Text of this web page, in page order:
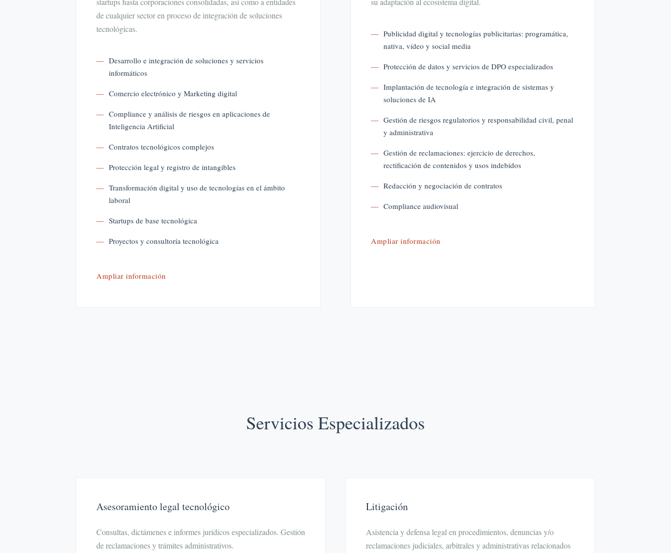
de cualquier sector en proceso de integración de soluciones
tecnológicas.
Desarrollo e integración de soluciones y servicios
informáticos
Comercio electrónico y Marketing digital
Compliance y análisis de riesgos en aplicaciones de
Inteligencia Artificial
Contratos tecnológicos complejos
Protección legal y registro de intangibles
Transformación digital y uso de tecnologías en el ámbito
laboral
Startups de base tecnológica
Proyectos y consultoría tecnológica
Ampliar información
Publicidad digital y tecnologías publicitarias: programática,
nativa, vídeo y social media
Protección de datos y servicios de DPO especializados
Implantación de tecnología e integración de sistemas y
soluciones de IA
Gestión de riesgos regulatorios y responsabilidad civil, penal
y administrativa
Gestión de reclamaciones: ejercicio de derechos,
rectificación de contenidos y usos indebidos
Redacción y negociación de contratos
Compliance audiovisual
Ampliar información
Servicios Especializados
Asesoramiento legal tecnológico
Consultas, dictámenes e informes jurídicos especializados. Gestión
de reclamaciones y trámites administrativos.
Litigación
Asistencia y defensa legal en procedimientos, denuncias y/o
reclamaciones judiciales, arbitrales y administrativas relacionados